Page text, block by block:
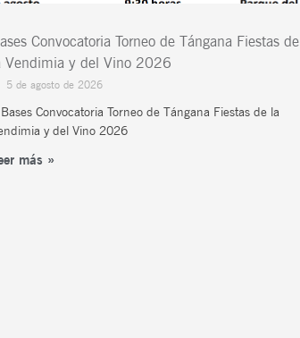
Convocatoria Torneo de Tángana Fiestas de
Vendimia y del Vino 2026
5 de agosto de 2026
Convocatoria Torneo de Tángana Fiestas de la
y del Vino 2026
más »